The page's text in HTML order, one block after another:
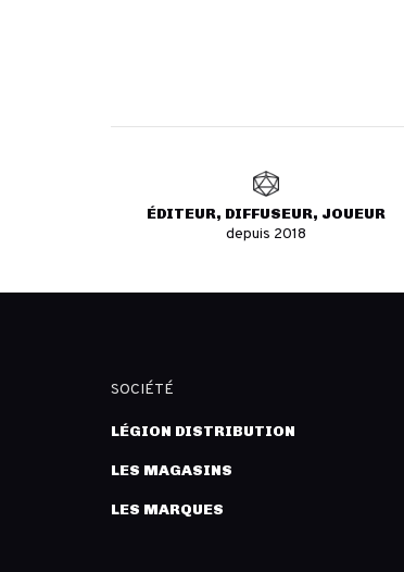
ÉDITEUR, DIFFUSEUR, JOUEUR
depuis 2018
SOCIÉTÉ
LÉGION DISTRIBUTION
LES MAGASINS
LES MARQUES